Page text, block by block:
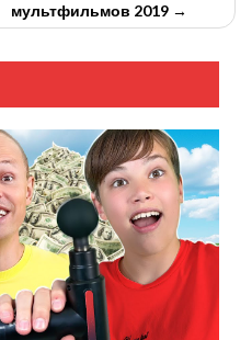
мультфильмов 2019 →